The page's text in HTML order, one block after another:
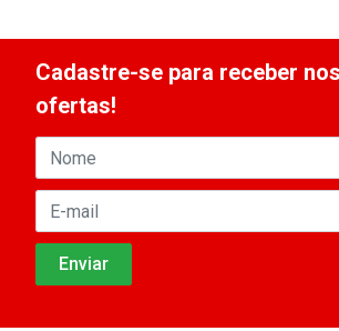
Cadastre-se para receber
ofertas!